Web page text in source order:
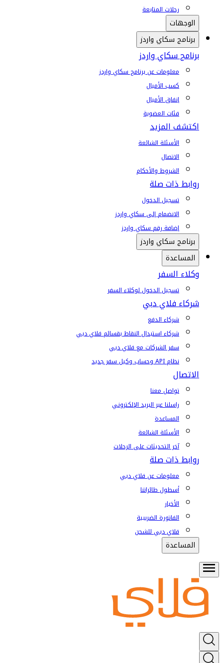
رحلات المتابعة
الوجهات
برنامج سكاي واردز
برنامج سكاي واردز
معلومات عن برنامج سكاي واردز
كسب الأميال
إنفاق الأميال
فئات العضوية
اكتشف المزيد
الأسئلة الشائعة
الاتصال
الشروط والأحكام
روابط ذات صلة
تسجيل الدخول
الانضمام إلى سكاي واردز
إضافة رقم سكاي واردز
برنامج سكاي واردز
المساعدة
وكلاء السفر
تسجيل الدخول لوكلاء السفر
شركاء فلاي دبي
شركاء الدفع
شركاء استبدال النقاط بقسائم فلاي دبي
سفر الشركات مع فلاي دبي
نظام API وحساب وكيل سفر جديد
الاتصال
تواصل معنا
راسلنا عبر البريد الإلكتروني
المساعدة
الأسئلة الشائعة
آخر التحديثات على الرحلات
روابط ذات صلة
معلومات عن فلاي دبي
أسطول طائراتنا
الأخبار
الفاتورة الضريبية
فلاي دبي للشحن
المساعدة